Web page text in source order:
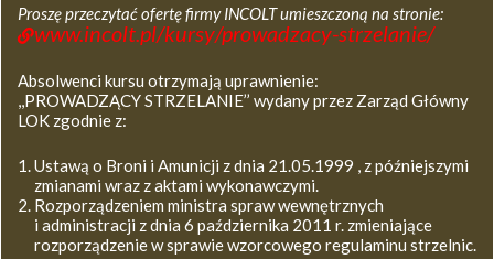
Proszę przeczytać ofertę firmy INCOLT umieszczoną na stronie:
www.incolt.pl/kursy/prowadzacy-strzelanie/
Absolwenci kursu otrzymają uprawnienie:
,,PROWADZĄCY STRZELANIE’’ wydany przez Zarząd Główny
LOK zgodnie z:
Ustawą o Broni i Amunicji z dnia 21.05.1999 , z późniejszymi
zmianami wraz z aktami wykonawczymi.
Rozporządzeniem ministra spraw wewnętrznych
i administracji z dnia 6 października 2011 r. zmieniające
rozporządzenie w sprawie wzorcowego regulaminu strzelnic.